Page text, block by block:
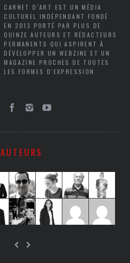
CARNET D’ART EST UN MÉDIA
CULTUREL INDÉPENDANT FONDÉ
EN 2013 PORTÉ PAR PLUS DE
QUINZE AUTEURS ET RÉDACTEURS
PERMANENTS QUI ASPIRENT À
DÉVELOPPER UN WEBZINE ET UN
MAGAZINE PROCHES DE TOUTES
LES FORMES D'EXPRESSION
AUTEURS